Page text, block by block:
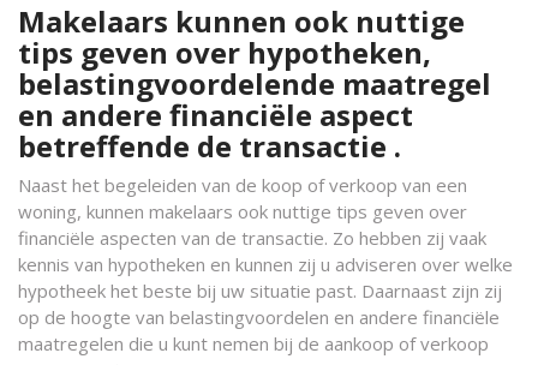
Makelaars kunnen ook nuttige
tips geven over hypotheken,
belastingvoordelende maatregel
en andere financiële aspect
betreffende de transactie .
Naast het begeleiden van de koop of verkoop van een
woning, kunnen makelaars ook nuttige tips geven over
financiële aspecten van de transactie. Zo hebben zij vaak
kennis van hypotheken en kunnen zij u adviseren over welke
hypotheek het beste bij uw situatie past. Daarnaast zijn zij
op de hoogte van belastingvoordelen en andere financiële
maatregelen die u kunt nemen bij de aankoop of verkoop